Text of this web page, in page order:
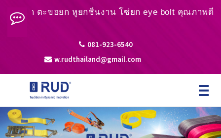
ซ่ยก ตะขอยก หูยกชิ้นงาน โซ่ยก eye bolt คุณภาพดี โท
081-923-6540
w.rudthailand@gmail.com
Toggle